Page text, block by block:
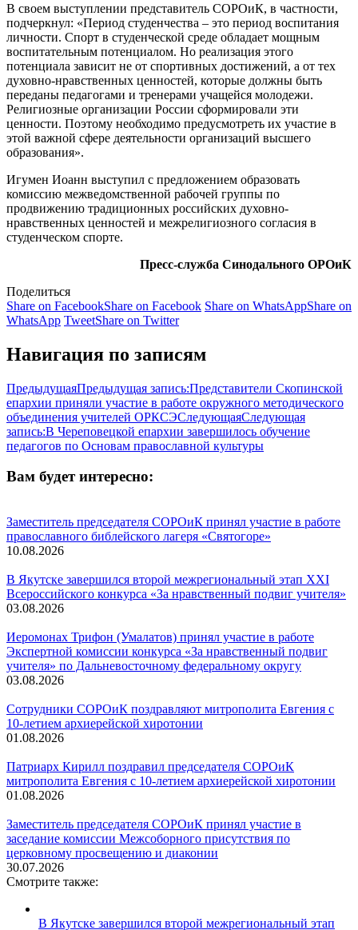
В своем выступлении представитель СОРОиК, в частности,
подчеркнул: «Период студенчества – это период воспитания
личности. Спорт в студенческой среде обладает мощным
воспитательным потенциалом. Но реализация этого
потенциала зависит не от спортивных достижений, а от тех
духовно-нравственных ценностей, которые должны быть
переданы педагогами и тренерами учащейся молодежи.
Религиозные организации России сформировали эти
ценности. Поэтому необходимо предусмотреть их участие в
этой важной сфере деятельности организаций высшего
образования».
Игумен Иоанн выступил с предложением образовать
комиссию межведомственной рабочей группы по
продвижению традиционных российских духовно-
нравственных ценностей и межрелигиозного согласия в
студенческом спорте.
Пресс-служба Синодального ОРОиК
Поделиться
Share on FacebookShare on Facebook Share on WhatsAppShare on
WhatsApp TweetShare on Twitter
Навигация по записям
ПредыдущаяПредыдущая запись:Представители Скопинской
епархии приняли участие в работе окружного методического
объединения учителей ОРКСЭСледующаяСледующая
запись:В Череповецкой епархии завершилось обучение
педагогов по Основам православной культуры
Вам будет интересно:
Заместитель председателя СОРОиК принял участие в работе
православного библейского лагеря «Святогоре»
10.08.2026
В Якутске завершился второй межрегиональный этап XXI
Всероссийского конкурса «За нравственный подвиг учителя»
03.08.2026
Иеромонах Трифон (Умалатов) принял участие в работе
Экспертной комиссии конкурса «За нравственный подвиг
учителя» по Дальневосточному федеральному округу
03.08.2026
Сотрудники СОРОиК поздравляют митрополита Евгения с
10-летием архиерейской хиротонии
01.08.2026
Патриарх Кирилл поздравил председателя СОРОиК
митрополита Евгения с 10-летием архиерейской хиротонии
01.08.2026
Заместитель председателя СОРОиК принял участие в
заседание комиссии Межсоборного присутствия по
церковному просвещению и диаконии
30.07.2026
Смотрите также:
В Якутске завершился второй межрегиональный этап